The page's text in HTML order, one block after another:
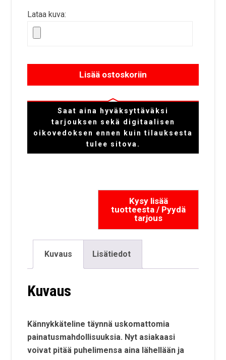
Lataa kuva:
Lisää ostoskoriin
Saat aina hyväksyttäväksi
tarjouksen sekä digitaalisen
oikovedoksen ennen kuin tilauksesta
tulee sitova.
Kuvaus Lisätiedot
Kuvaus
Kännykkäteline täynnä uskomattomia
painatusmahdollisuuksia. Nyt asiakaasi
voivat pitää puhelimensa aina lähellään ja